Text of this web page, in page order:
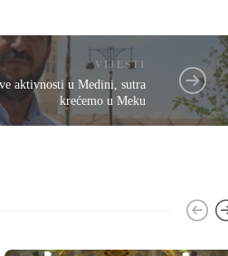
VIJESTI
aktivnosti u Medini, sutra
krećemo u Meku